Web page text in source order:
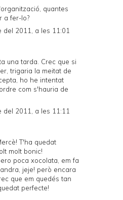
quantes
a fer-lo?
del 2011, a les 11:01
una tarda. Crec que si
trigaria la meitat de
ho he intentat
com s'hauria de
del 2011, a les 11:11
T'ha quedat
molt bonic!
poca xocolata, em fa
jeje! però encara
que em quedés tan
perfecte!